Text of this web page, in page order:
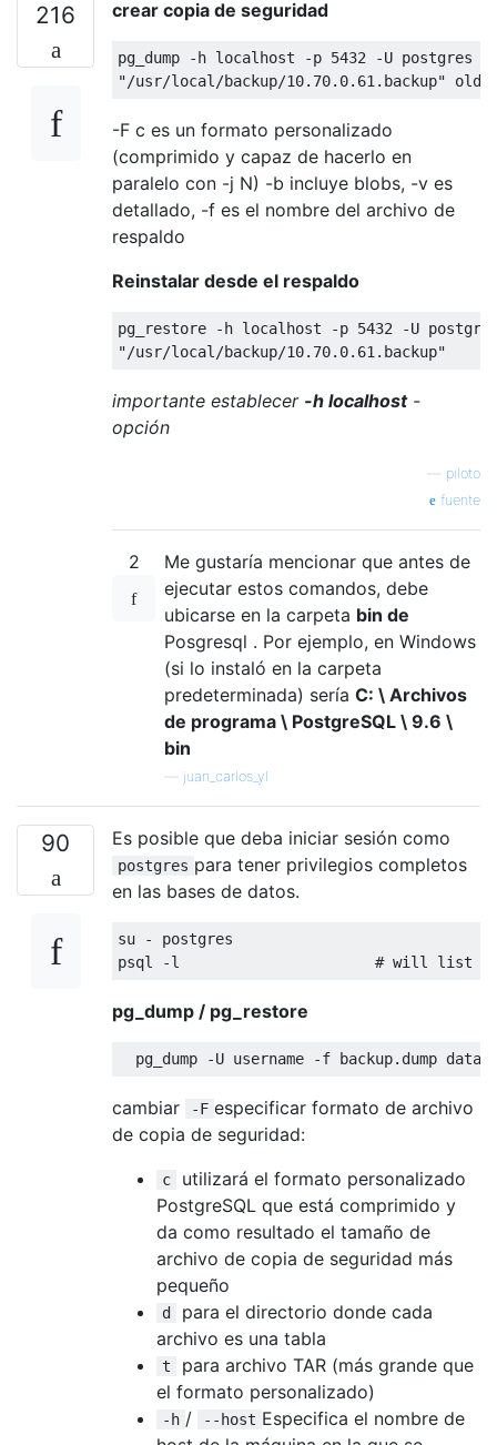
216 crear copia de seguridad
pg_dump -h localhost -p 5432 -U postgres
"/usr/local/backup/10.70.0.61.backup"
-F c es un formato personalizado
(comprimido y capaz de hacerlo en
paralelo con -j N) -b incluye blobs, -v es
detallado, -f es el nombre del archivo de
respaldo
Reinstalar desde el respaldo
pg_restore -h localhost -p 5432 -U
"/usr/local/backup/10.70.0.61.backup"
importante establecer -h localhost-
opción
piloto
fuente
2
Me gustaría mencionar que antes de
ejecutar estos comandos, debe
ubicarse en la carpeta bin de
Posgresql . Por ejemplo, en Windows
(si lo instaló en la carpeta
predeterminada) sería C: \ Archivos
de programa \ PostgreSQL \ 9.6 \
bin
juan_carlos_yl
90 Es posible que deba iniciar sesión como
postgres para tener privilegios completos
en las bases de datos.
su -
postgres
psql
-l # will list
pg_dump / pg_restore
  pg_dump
-U username -f backup. dump
cambiar -F especificar formato de archivo
de copia de seguridad:
c
utilizará el formato personalizado
PostgreSQL que está comprimido y
da como resultado el tamaño de
archivo de copia de seguridad más
pequeño
d
para el directorio donde cada
archivo es una tabla
t
para archivo TAR (más grande que
el formato personalizado)
-h / --host Especifica el nombre de